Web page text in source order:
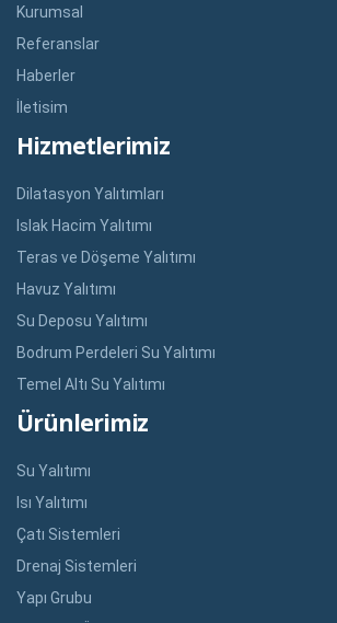
Kurumsal
Referanslar
Haberler
İletisim
Hizmetlerimiz
Dilatasyon Yalıtımları
Islak Hacim Yalıtımı
Teras ve Döşeme Yalıtımı
Havuz Yalıtımı
Su Deposu Yalıtımı
Bodrum Perdeleri Su Yalıtımı
Temel Altı Su Yalıtımı
Ürünlerimiz
Su Yalıtımı
Isı Yalıtımı
Çatı Sistemleri
Drenaj Sistemleri
Yapı Grubu